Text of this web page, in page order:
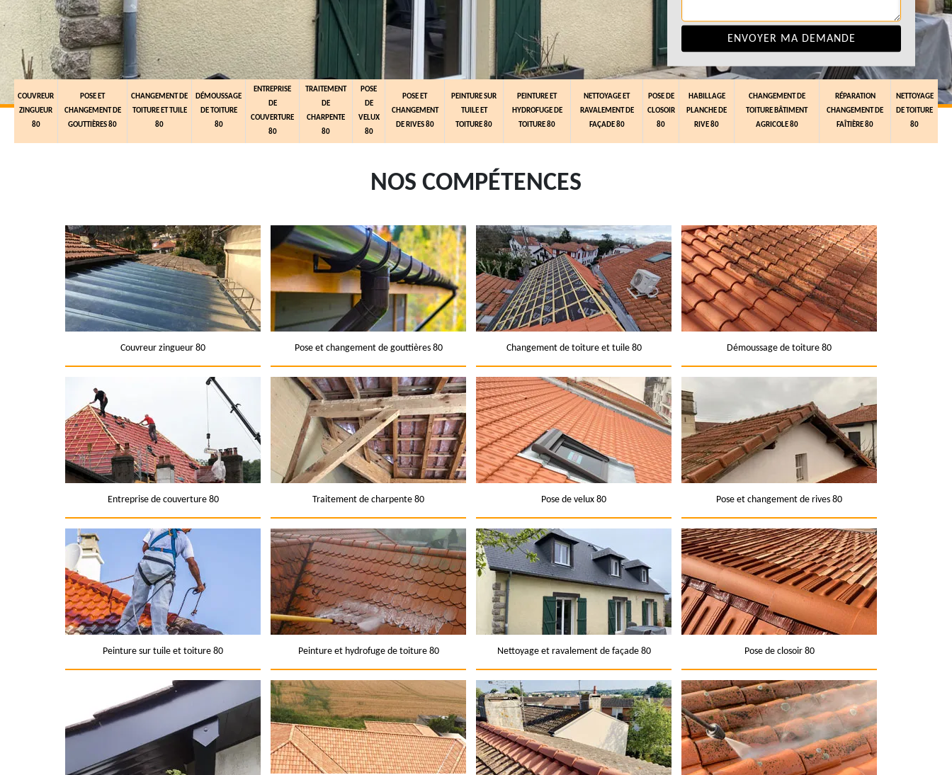
COUVREUR
ZINGUEUR
80
POSE ET
CHANGEMENT DE
GOUTTIÈRES 80
CHANGEMENT DE
TOITURE ET TUILE
80
DÉMOUSSAGE
DE TOITURE
80
ENTREPRISE
DE
COUVERTURE
80
TRAITEMENT
DE
CHARPENTE
80
POSE
DE
VELUX
80
POSE ET
CHANGEMENT
DE RIVES 80
PEINTURE SUR
TUILE ET
TOITURE 80
PEINTURE ET
HYDROFUGE DE
TOITURE 80
NETTOYAGE ET
RAVALEMENT DE
FAÇADE 80
POSE DE
CLOSOIR
80
HABILLAGE
PLANCHE DE
RIVE 80
CHANGEMENT DE
TOITURE BÂTIMENT
AGRICOLE 80
RÉPARATION
CHANGEMENT DE
FAÎTIÈRE 80
NETTOYAGE
DE TOITURE
80
NOS COMPÉTENCES
Couvreur zingueur 80 Pose et changement de gouttières 80 Changement de toiture et tuile 80 Démoussage de toiture 80
Entreprise de couverture 80 Traitement de charpente 80 Pose de velux 80 Pose et changement de rives 80
Peinture sur tuile et toiture 80 Peinture et hydrofuge de toiture 80 Nettoyage et ravalement de façade 80 Pose de closoir 80